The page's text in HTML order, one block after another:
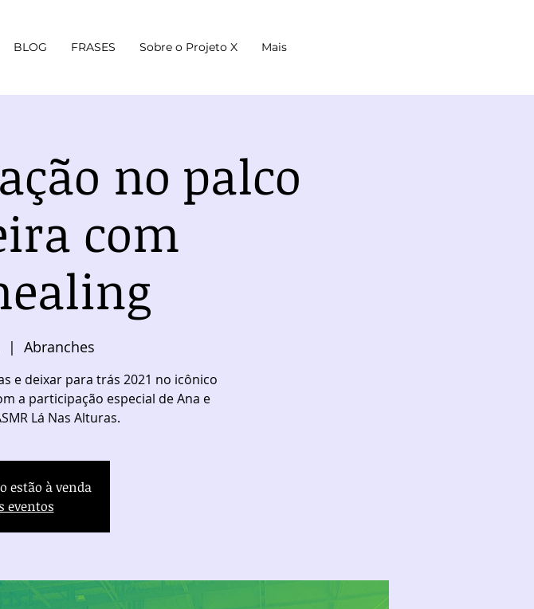
BLOG FRASES Sobre o Projeto X Mais
no palco
com
  |
Abranches
e deixar para trás 2021 no icônico
a participação especial de Ana e
Lá Nas Alturas.
estão à venda
eventos